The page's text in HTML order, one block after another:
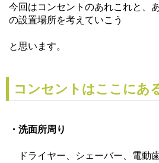
今回はコンセントのあれこれと、
の設置場所を考えていこう
と 思います。
コンセントはここにあ
・洗面所周り
ドライヤー、シェーバー、電動